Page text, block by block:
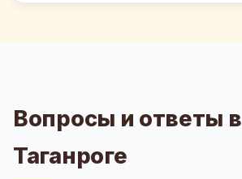
Вопросы и ответы в
Таганроге